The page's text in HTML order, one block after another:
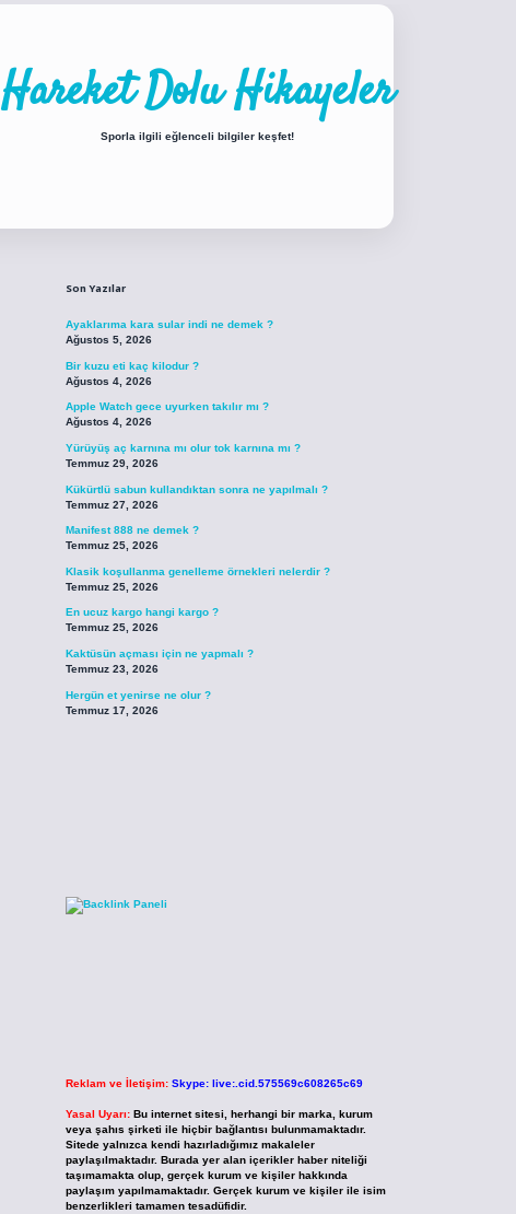
Hareket Dolu Hikayeler
Sporla ilgili eğlenceli bilgiler keşfet!
Son Yazılar
Ayaklarıma kara sular indi ne demek ?
Ağustos 5, 2026
Bir kuzu eti kaç kilodur ?
Ağustos 4, 2026
Apple Watch gece uyurken takılır mı ?
Ağustos 4, 2026
Yürüyüş aç karnına mı olur tok karnına mı ?
Temmuz 29, 2026
Kükürtlü sabun kullandıktan sonra ne yapılmalı ?
Temmuz 27, 2026
Manifest 888 ne demek ?
Temmuz 25, 2026
Klasik koşullanma genelleme örnekleri nelerdir ?
Temmuz 25, 2026
En ucuz kargo hangi kargo ?
Temmuz 25, 2026
Kaktüsün açması için ne yapmalı ?
Temmuz 23, 2026
Hergün et yenirse ne olur ?
Temmuz 17, 2026
Reklam ve İletişim: Skype: live:.cid.575569c608265c69
Yasal Uyarı: Bu internet sitesi, herhangi bir marka, kurum
veya şahıs şirketi ile hiçbir bağlantısı bulunmamaktadır.
Sitede yalnızca kendi hazırladığımız makaleler
paylaşılmaktadır. Burada yer alan içerikler haber niteliği
taşımamakta olup, gerçek kurum ve kişiler hakkında
paylaşım yapılmamaktadır. Gerçek kurum ve kişiler ile isim
benzerlikleri tamamen tesadüfidir.